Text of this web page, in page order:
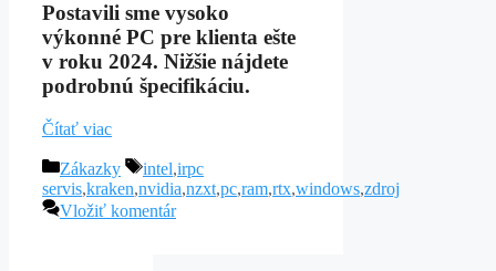
Postavili sme vysoko
výkonné PC pre klienta ešte
v roku 2024. Nižšie nájdete
podrobnú špecifikáciu.
Čítať viac
Kategórie
Zákazky Značky
intel,irpc
servis,kraken,nvidia,nzxt,pc,ram,rtx,windows,zdroj
Vložiť komentár